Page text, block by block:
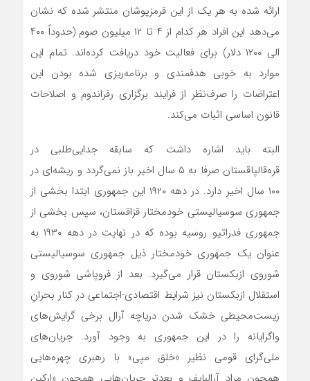
ارائه شده به هر یک از این قرمزپوشان منتشر شده که نشان
می‌دهد این افراد هر کدام از ۴ تا ۱۲ میلیون صوم (حدوداً ۴۰۰
الی ۱۲۰۰ دلار) برای فعالیت خود دریافت کرده‌اند. تمام این
موارد به خوبی هدفمندی و برنامه‌ریزی شده بودن این
اعتراضات را صرف‌نظر از فرایند برگزاری رفراندوم و اصلاحات
قانون اساسی اثبات می‌کند.
البته باید اشاره داشت که سابقه جدایی‌طلبی در
قره‌قالپاقستان صرفا به ۵ سال اخیر باز نمی‌گردد و ریشه‌ای در
۱۰۰ سال اخیر دارد. در دهه ۱۹۲۰ این جمهوری ابتدا بخشی از
جمهوری سوسیالیستی خودمختار قزاقستان، سپس بخشی از
جمهوری فدراتیو روسیه بوده که در نهایت در دهه ۱۹۳۰ به
عنوان یک جمهوری خودمختار ذیل جمهوری سوسیالیستی
شوروی ازبکستان قرار می‌گیرد. بعد از فروپاشی شوروی و
استقلال ازبکستان نیز شرایط اقتصادی-اجتماعی در کنار بحرانِ
زیست‌محیطی خشک شدن دریاچه آرال برخی گرایش‌های
واگرایانه را در این جمهوری به وجود آورد. جریان‌های
ملی‌گرای قومی نظیر «خلق مپی» با رهبری چهره‌هایی